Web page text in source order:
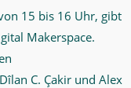
15 bis 16 Uhr, gibt
Makerspace.
C. Çakir und Alex